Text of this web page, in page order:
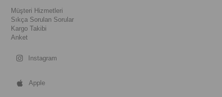
Müşteri Hizmetleri
Sıkça Sorulan Sorular
Kargo Takibi
Anket
Instagram
Apple